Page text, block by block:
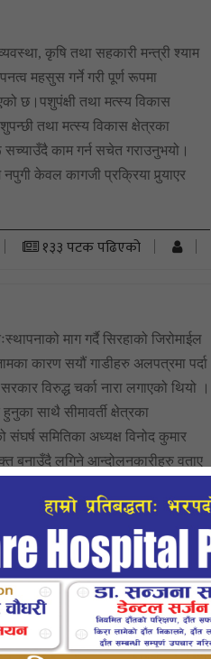
कृषि तथा सहकारी मन्त्री श्याम
महसुस गर्ने गरी पूर्ण रूपमा
छ।पशुपंक्षी तथा मत्स्य विकास
तथा मत्स्य विकास क्षेत्रका
काम गर्न सचेत गराउनुभयो।
केवल कागजी प्रक्रिया पुर्‍याएर
१३३ पटक पढिएको
माग गर्दै सिरहाको जिरोमाईल
कारण सयौं गाडीहरु अलपत्रमा पर्दा
विरुद्ध चर्का नारा लगाएको थियो ।
साथै सीमावर्ती क्षेत्रका
संघर्ष समितिका अध्यक्ष विनोद कुमार
बनाउँदै लगिने आन्दोलनकारीहरु वताए
४०८ पटक पढिएको
वातावरण मन्त्रालय, जनकपुरधामले
।जनकपुरधाम उपमहानगर पालिका वडा